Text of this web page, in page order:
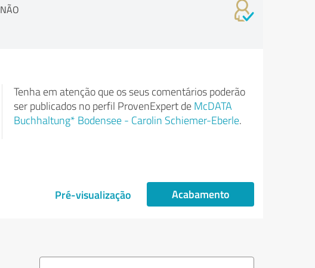
NÃO
Tenha em atenção que os seus comentários poderão
ser publicados no perfil ProvenExpert de McDATA
Buchhaltung* Bodensee - Carolin Schiemer-Eberle.
Pré-visualização Acabamento